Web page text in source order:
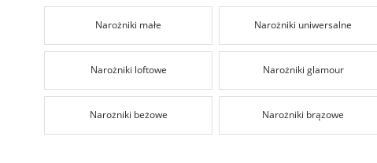
Narożniki małe Narożniki uniwersalne
Narożniki loftowe Narożniki glamour
Narożniki beżowe Narożniki brązowe